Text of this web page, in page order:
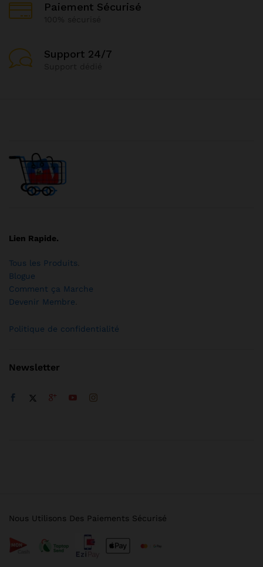
Paiement Sécurisé
Support 24/7
Lien Rapide.
Tous les Produits
Blogue
Comment ça Marche
Devenir Membre
Politique de confidentialité
Newsletter
Nous Utilisons Des Paiements Sécurisé